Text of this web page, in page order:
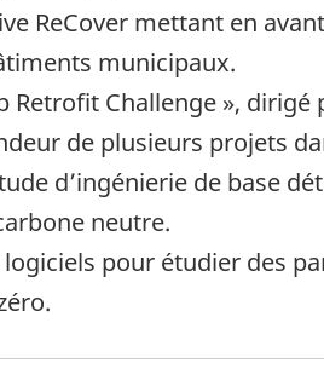
ReCover mettant en
municipaux.
Retrofit Challenge »,
de plusieurs projets
d’ingénierie de base
neutre.
pour étudier des